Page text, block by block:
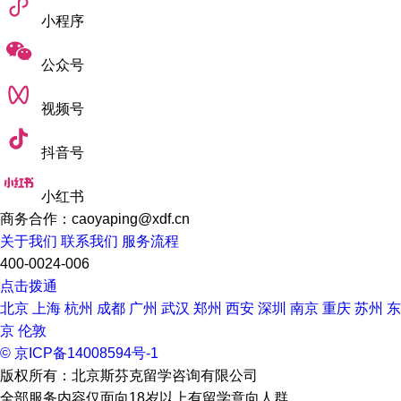
小程序
公众号
视频号
抖音号
小红书
商务合作：caoyaping@xdf.cn
关于我们 联系我们 服务流程
400-0024-006
点击拨通
北京
上海 杭州 成都 广州 武汉 郑州 西安 深圳 南京 重庆 苏州 东
京 伦敦
© 京ICP备14008594号-1
版权所有：北京斯芬克留学咨询有限公司
全部服务内容仅面向18岁以上有留学意向人群